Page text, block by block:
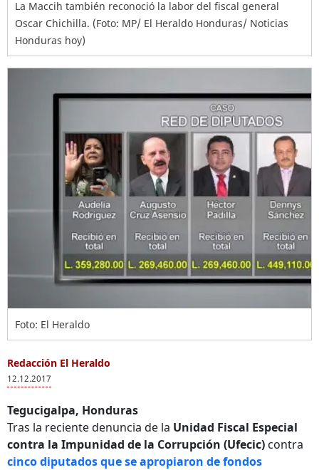
La Maccih también reconoció la labor del fiscal general
Oscar Chichilla. (Foto: MP/ El Heraldo Honduras/ Noticias
Honduras hoy)
Foto: El Heraldo
Redacción El Heraldo
12.12.2017
Tegucigalpa, Honduras
Tras la reciente denuncia de la Unidad Fiscal Especial
contra la Impunidad de la Corrupción (Ufecic) contra
cinco diputados que se apropiaron de fondos